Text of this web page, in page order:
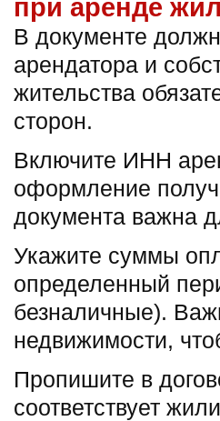
при аренде
В документе
арендатора и
жительства
сторон.
Включите ИНН
оформление
документа важна
Укажите суммы
определенный
безналичные).
недвижимости,
Пропишите в
соответствует